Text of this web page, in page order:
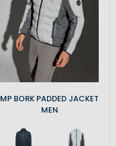
MP BORK PADDED JACKET
MEN